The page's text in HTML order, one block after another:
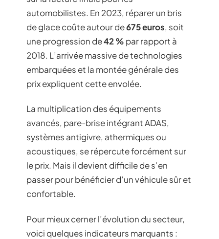
automobilistes. En 2023, réparer un bris
de glace coûte autour de675 euros, soit
une progression de42 % par rapport à
2018. L’arrivée massive de technologies
embarquées et la montée générale des
prix expliquent cette envolée.
La multiplication des équipements
avancés, pare-brise intégrant ADAS,
systèmes antigivre, athermiques ou
acoustiques, se répercute forcément sur
le prix. Mais il devient difficile de s’en
passer pour bénéficier d’un véhicule sûr et
confortable.
Pour mieux cerner l’évolution du secteur,
voici quelques indicateurs marquants :